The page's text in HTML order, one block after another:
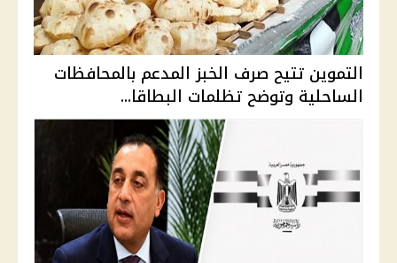
التموين تتيح صرف الخبز المدعم بالمحافظات
الساحلية وتوضح تظلمات البطاقا...